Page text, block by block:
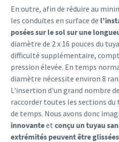
En outre, afin de réduire au
les conduites en surface de
posées sur le sol sur une
diamètre de 2 x 16 pouces du
difficulté supplémentaire,
pression élevée. En temps
diamètre nécessite environ 8
L'insertion d'un grand nombre
raccorder toutes les sections
de temps. Nous avons donc
innovanteet conçu un tuyau
extrémités peuvent être